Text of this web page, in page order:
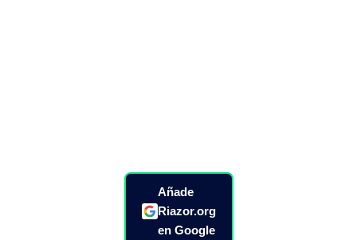
Añade
Riazor.org
en Google